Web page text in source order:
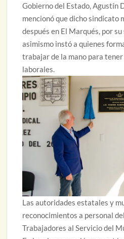
Gobierno del Estado, Agustín
mencionó que dicho sindicato
después en El Marqués, por
asimismo instó a quienes
trabajar de la mano para
laborales.
Las autoridades estatales y
reconocimientos a personal
Trabajadores al Servicio del